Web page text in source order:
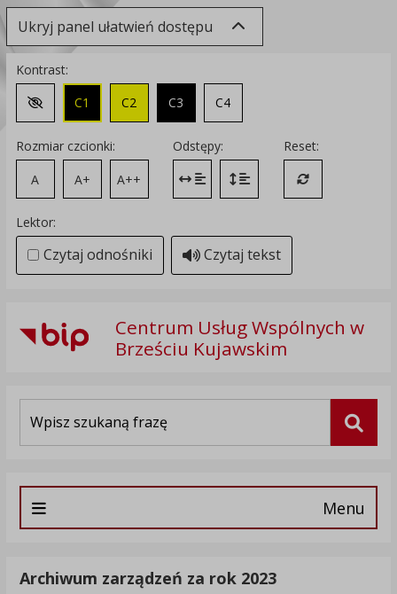
Ukryj panel ułatwień dostępu
Kontrast:
Zmień kontrast na domyślny
C1 C2 C3 C4
Rozmiar czcionki:
A
A+ A++
Odstępy:
Zmień odstęp między literami
Zmień interlinię i margines
Reset:
Przywróć
Lektor:
Czytaj odnośniki Czytaj tekst
Centrum Usług Wspólnych w
Brześciu Kujawskim
Menu
Archiwum zarządzeń za rok 2023